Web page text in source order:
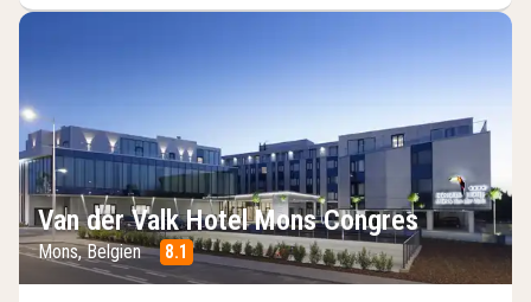
Van der Valk Hotel Mons Congres
Mons, Belgien 8.1